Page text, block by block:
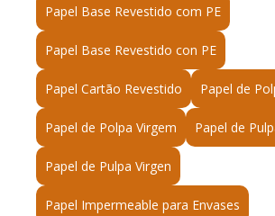
Papel Base Revestido com PE
Papel Base Revestido con PE
Papel Cartão Revestido Papel de
Papel de Polpa Virgem Papel de
Papel de Pulpa Virgen
Papel Impermeable para Envases